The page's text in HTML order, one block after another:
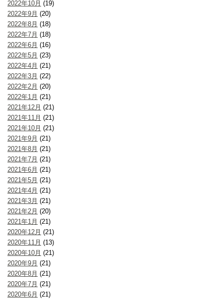
2022年10月 (19)
2022年9月 (20)
2022年8月 (18)
2022年7月 (18)
2022年6月 (16)
2022年5月 (23)
2022年4月 (21)
2022年3月 (22)
2022年2月 (20)
2022年1月 (21)
2021年12月 (21)
2021年11月 (21)
2021年10月 (21)
2021年9月 (21)
2021年8月 (21)
2021年7月 (21)
2021年6月 (21)
2021年5月 (21)
2021年4月 (21)
2021年3月 (21)
2021年2月 (20)
2021年1月 (21)
2020年12月 (21)
2020年11月 (13)
2020年10月 (21)
2020年9月 (21)
2020年8月 (21)
2020年7月 (21)
2020年6月 (21)